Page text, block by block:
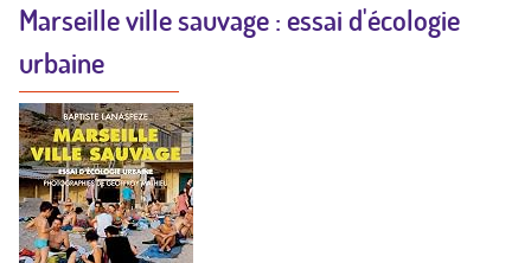
Marseille ville sauvage : essai d'écologie
urbaine